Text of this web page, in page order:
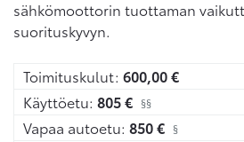
sähkömoottorin tuottaman
suorituskyvyn.
Toimituskulut: 600,00€
Käyttöetu: 805€ §§
Vapaa autoetu: 850€ §